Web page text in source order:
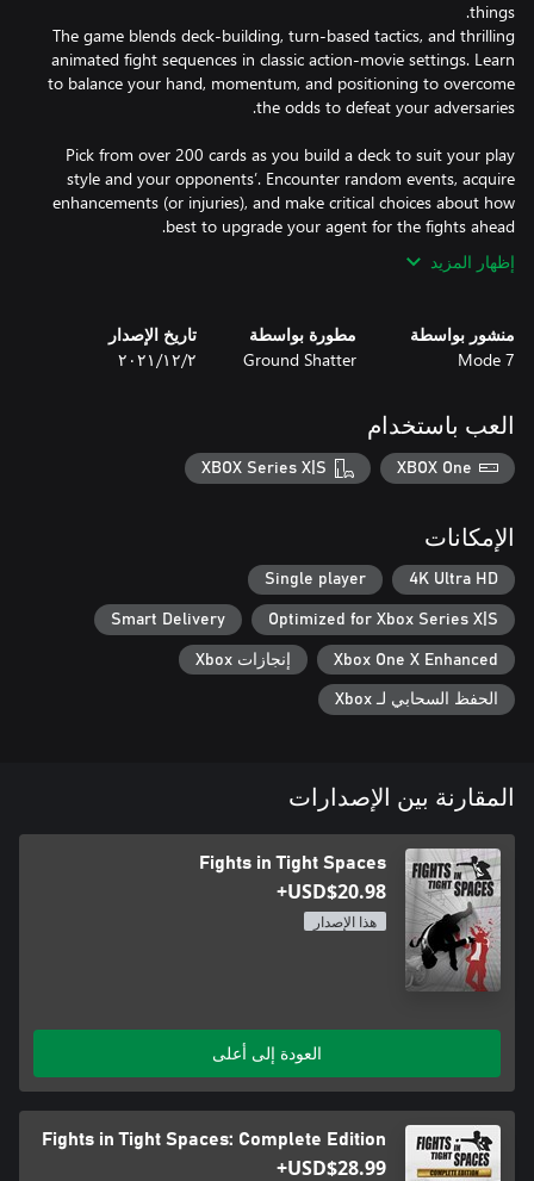
The game blends deck-building, turn-based tactics, and thrilling
animated fight sequences in classic action-movie settings. Learn
to balance your hand, momentum, and positioning to overcome
Pick from over 200 cards as you build a deck to suit your play
style and your opponents’. Encounter random events, acquire
enhancements (or injuries), and make critical choices about how
best to upgrade your agent for the fights ahead.
إظهار المزيد
منشور بواسطة
Mode 7
مطورة بواسطة
Ground Shatter
تاريخ الإصدار
٢‏/١٢‏/٢٠٢١
العب باستخدام
XBOX One
XBOX Series X|S
الإمكانات
4K Ultra HD
Single player
Optimized for Xbox Series X|S
Smart Delivery
Xbox One X Enhanced إنجازات Xbox
الحفظ السحابي لـ Xbox
المقارنة بين الإصدارات
Fights in Tight Spaces
USD$20.98+
هذا الإصدار
العودة إلى أعلى
Fights in Tight Spaces: Complete Edition
USD$28.99+